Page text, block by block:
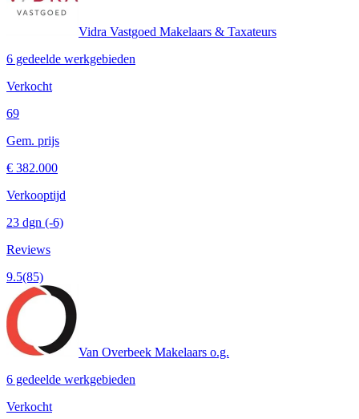
Vidra Vastgoed Makelaars & Taxateurs
6 gedeelde werkgebieden
Verkocht
69
Gem. prijs
€ 382.000
Verkooptijd
23 dgn (-6)
Reviews
9.5(85)
Van Overbeek Makelaars o.g.
6 gedeelde werkgebieden
Verkocht